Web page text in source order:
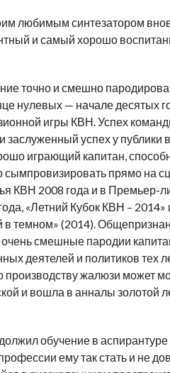
любимым синтезатором
и самый хорошо
точно и смешно
нулевых — начале десятых
игры КВН. Успех
успех у публики
играющий капитан,
прямо на
КВН 2008 года и в Премьер-
«Летний Кубок КВН – 2014»
темном» (2014).
смешные пародии
деятелей и политиков тех
жалюзи может
и вошла в анналы золотой
обучение в
ему так стать и не